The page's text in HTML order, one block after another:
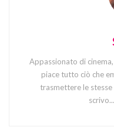
Appassionato di
piace tutto ciò che
trasmettere le